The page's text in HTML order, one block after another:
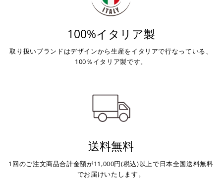
100%イタリア製
取り扱いブランドはデザインから生産をイタリアで行なっている、
100％イタリア製です。
送料無料
1回のご注文商品合計金額が11,000円(税込)以上で日本全国送料無料
でお届けいたします。